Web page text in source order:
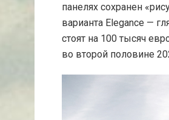
панелях сохранен
варианта Elegance —
стоят на 100 тысяч
во второй половине